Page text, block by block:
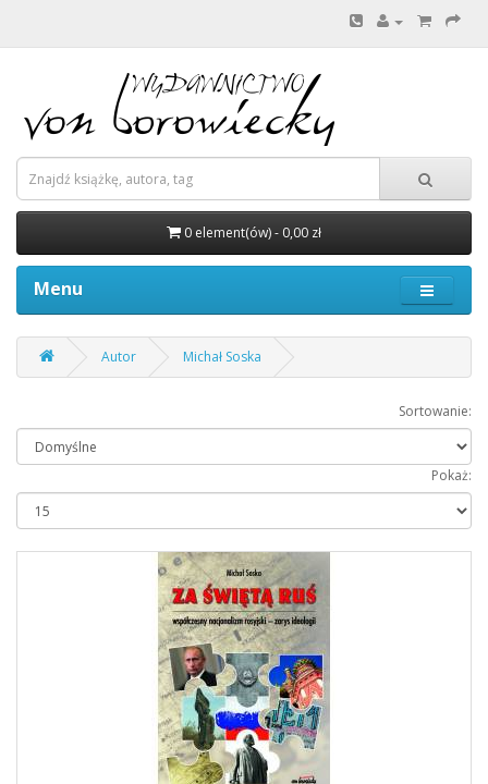
0 element(ów) - 0,00 zł
Menu
Autor Michał Soska
Sortowanie:
Pokaż: